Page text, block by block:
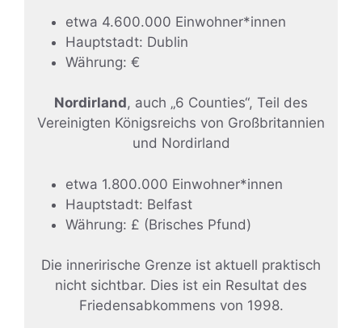
etwa 4.600.000 Einwohner*innen
Hauptstadt: Dublin
Währung: €
Nordirland, auch „6 Counties“, Teil des
Vereinigten Königsreichs von Großbritannien
und Nordirland
etwa 1.800.000 Einwohner*innen
Hauptstadt: Belfast
Währung: £ (Brisches Pfund)
Die innerirische Grenze ist aktuell praktisch
nicht sichtbar. Dies ist ein Resultat des
Friedensabkommens von 1998.